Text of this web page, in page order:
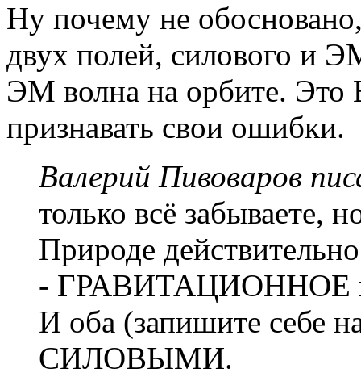
Ну почему не
двух полей, силового и
ЭМ волна на орбите.
признавать свои ошибки.
Валерий Пивоваров
только всё
Природе
-
И оба (запишите себе
СИЛОВЫМИ.